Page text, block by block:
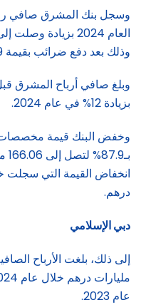
وذلك بعد دفع ضرائب بقيمة 869 مليون درهم.
بزيادة 12% في عام 2024.
درهم.
دبي الإسلامي
عام 2023.